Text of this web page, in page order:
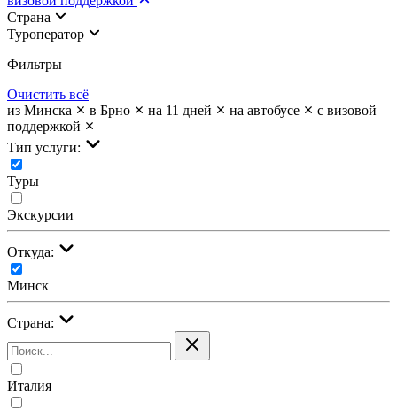
Страна
Туроператор
Фильтры
Очистить всё
из Минска
в Брно на 11 дней на автобусе
с визовой
поддержкой
Тип услуги:
Туры
Экскурсии
Откуда:
Минск
Страна:
Италия